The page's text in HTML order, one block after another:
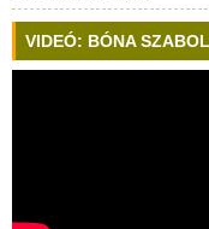
VIDEÓ: BÓNA